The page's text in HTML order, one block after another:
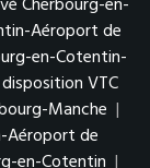
Aéroport de
en-Cotentin-
VTC
Manche |
Aéroport de